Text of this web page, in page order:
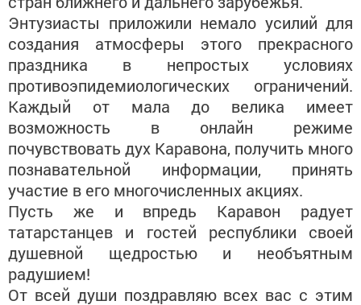
Энтузиасты приложили немало усилий для
создания атмосферы этого прекрасного
праздника в непростых условиях
противоэпидемиологических ограничений.
Каждый от мала до велика имеет
возможность в онлайн режиме
почувствовать дух Каравона, получить много
познавательной информации, принять
участие в его многочисленных акциях.
Пусть же и впредь Каравон радует
татарстанцев и гостей республики своей
душевной щедростью и необъятным
радушием!
От всей души поздравляю всех вас с этим